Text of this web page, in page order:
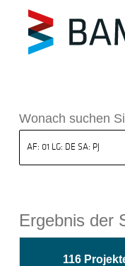
BAM
Wonach suchen
Ergebnis der
116